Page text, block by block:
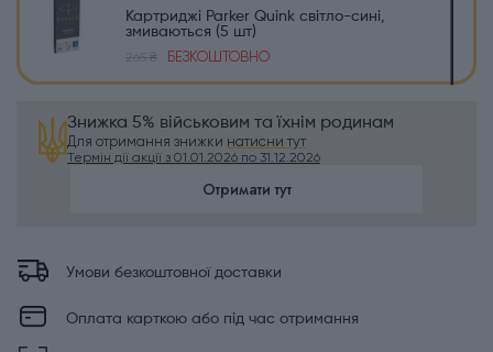
Картриджі Parker Quink світло-сині,
змиваються (5 шт)
265 ₴
БЕЗКОШТОВНО
Знижка 5% військовим та їхнім родинам
Для отримання знижки натисни тут
Термін дії акції з 01.01.2026 по 31.12.2026
Отримати тут
Умови безкоштовної доставки
Оплата карткою або під час отримання